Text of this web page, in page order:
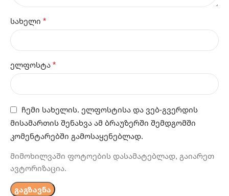
სახელი *
ელფოსტა *
ჩემი სახელის. ელფოსტისა და ვებ-გვერდის
მისამართის შენახვა ამ ბრაუზერში შემდგომში
კომენტარებში გამოსაყენებლად.
მიმოხილვაში ფოტოების დასამატებლად, გაიარეთ
ავტორიზაცია.